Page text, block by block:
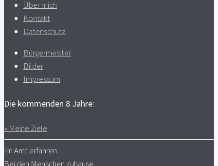
Über mich
Kontakt
Datenschutz
Bürgermeister
Bilder
Impressum
Die kommenden 8 Jahre:
» Meine Ziele
Im Amt erfahren.
Bei den Menschen zuhause.